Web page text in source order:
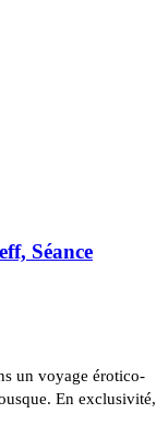
Séance
un voyage érotico-
En exclusivité,